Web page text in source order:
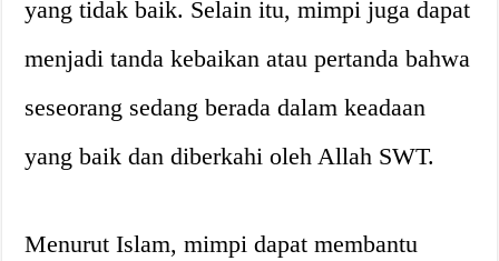
yang tidak baik. Selain itu, mimpi juga dapat
menjadi tanda kebaikan atau pertanda bahwa
seseorang sedang berada dalam keadaan
yang baik dan diberkahi oleh Allah SWT.
Menurut Islam, mimpi dapat membantu